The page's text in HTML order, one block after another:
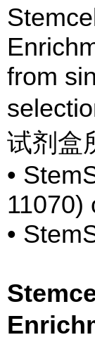
from
试剂盒
•
11070)
•